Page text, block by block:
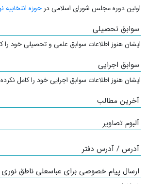
اولین دوره مجلس شورای اسلامی در حوزه انتخابیه
سوابق تحصیلی
ایشان هنوز اطلاعات سوابق علمی و تحصیلی خود را
سوابق اجرایی
ایشان هنوز اطلاعات سوابق اجرایی خود را کامل نکرده
آخرین مطالب
آلبوم تصاویر
آدرس / آدرس دفتر
ارسال پیام خصوصی برای عباسعلی ناطق نوری